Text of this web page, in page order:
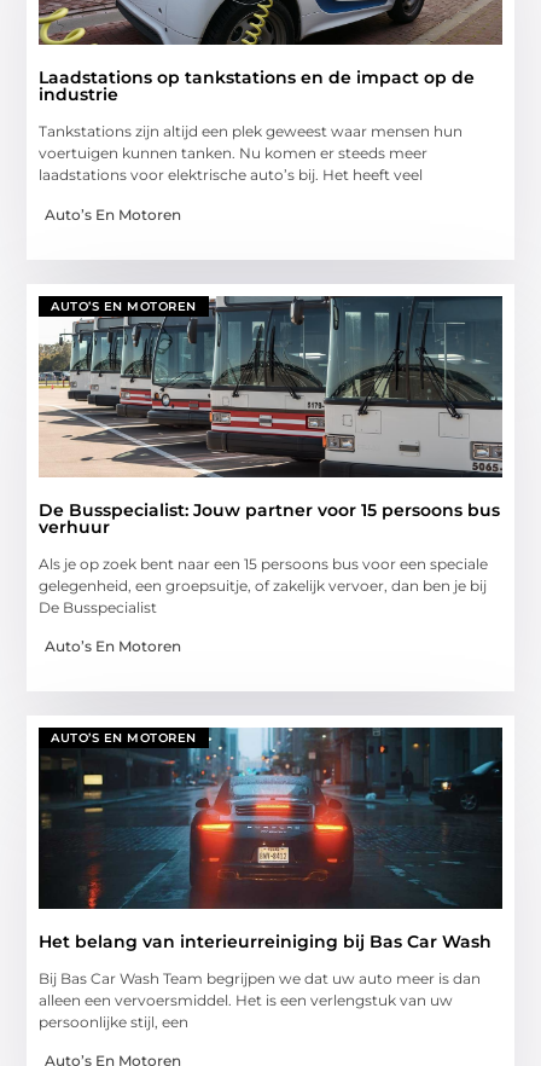
Laadstations op tankstations en de impact op de
industrie
Tankstations zijn altijd een plek geweest waar mensen hun
voertuigen kunnen tanken. Nu komen er steeds meer
laadstations voor elektrische auto’s bij. Het heeft veel
Auto’s En Motoren
AUTO’S EN MOTOREN
De Busspecialist: Jouw partner voor 15 persoons bus
verhuur
Als je op zoek bent naar een 15 persoons bus voor een speciale
gelegenheid, een groepsuitje, of zakelijk vervoer, dan ben je bij
De Busspecialist
Auto’s En Motoren
AUTO’S EN MOTOREN
Het belang van interieurreiniging bij Bas Car Wash
Bij Bas Car Wash Team begrijpen we dat uw auto meer is dan
alleen een vervoersmiddel. Het is een verlengstuk van uw
persoonlijke stijl, een
Auto’s En Motoren